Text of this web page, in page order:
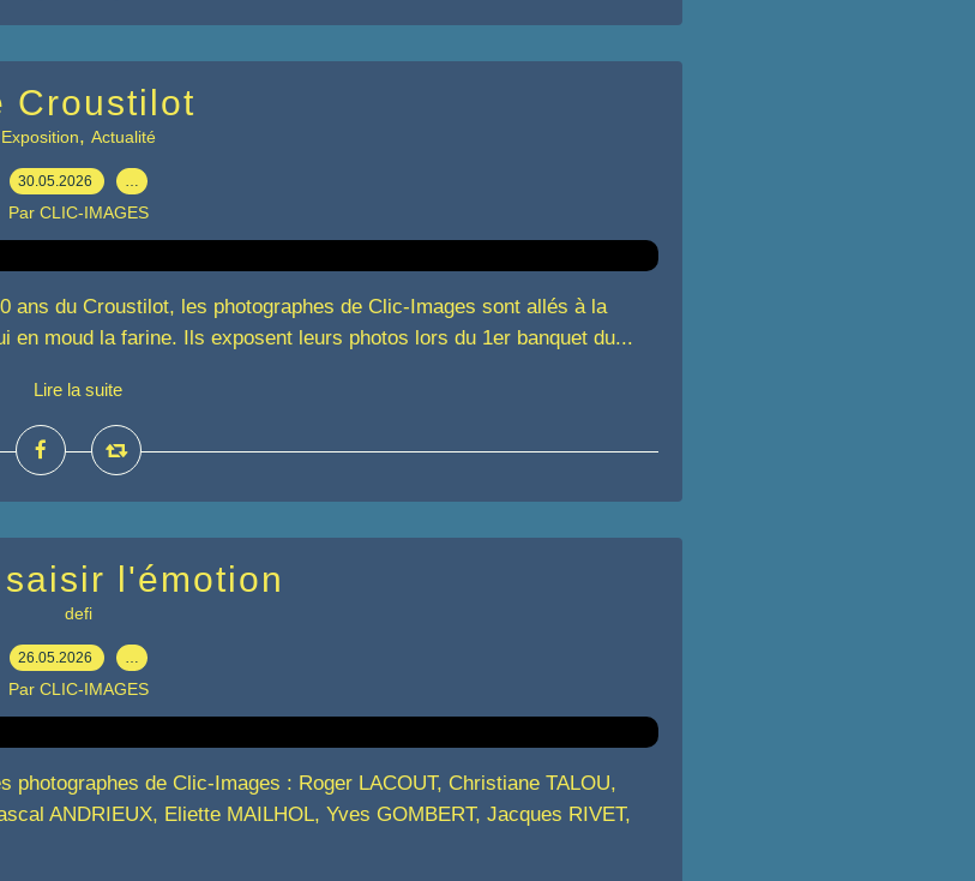
Croustilot
Exposition, Actualité
30.05.2026 …
Par CLIC-IMAGES
ans du Croustilot, les photographes de Clic-Images sont allés à la
en moud la farine. Ils exposent leurs photos lors du 1er banquet du...
Lire la suite
l'émotion
defi
26.05.2026 …
Par CLIC-IMAGES
de Clic-Images : Roger LACOUT, Christiane TALOU,
ANDRIEUX, Eliette MAILHOL, Yves GOMBERT, Jacques RIVET,